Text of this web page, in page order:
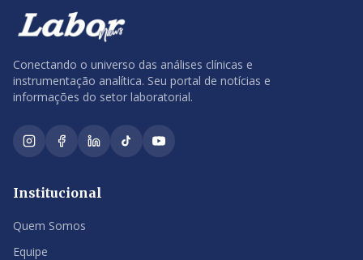
Conectando o universo das análises clínicas e
instrumentação analítica. Seu portal de notícias e
informações do setor laboratorial.
Institucional
Quem Somos
Equipe